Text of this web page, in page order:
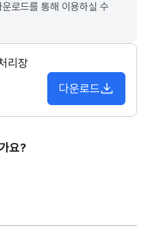
로드를 통해 이용하실 수
리장
다운로드
요?